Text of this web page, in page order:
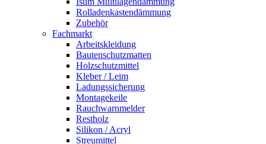
Rolladenkastendämmung
Zubehör
Fachmarkt
Arbeitskleidung
Bautenschutzmatten
Holzschutzmittel
Kleber / Leim
Ladungssicherung
Montagekeile
Rauchwarnmelder
Restholz
Silikon / Acryl
Streumittel